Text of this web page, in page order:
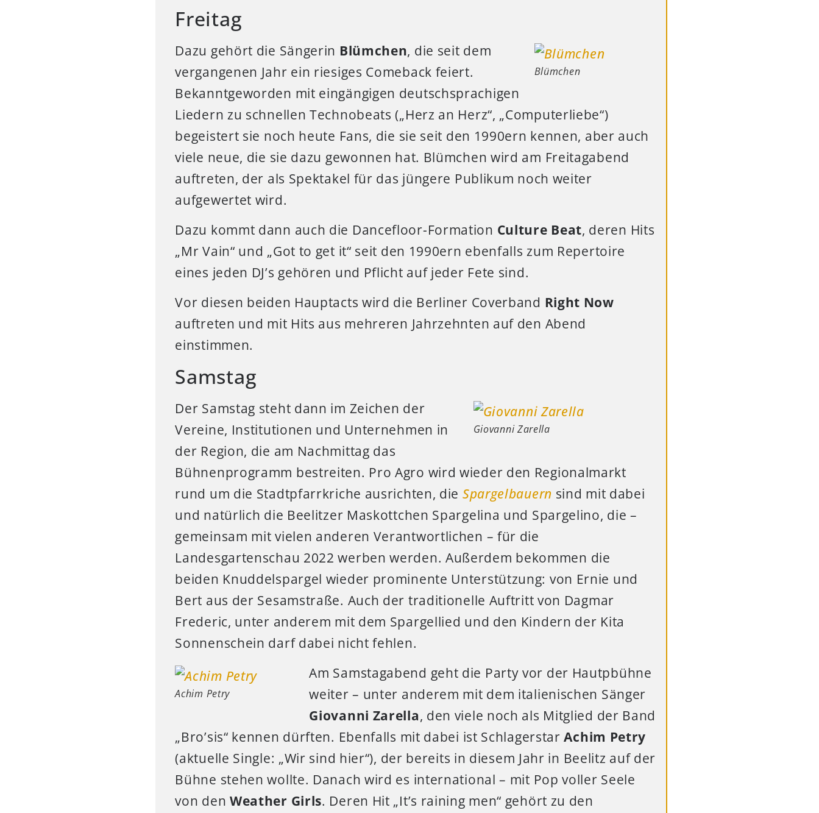
Freitag
Blümchen
Dazu gehört die Sängerin Blümchen, die seit dem
vergangenen Jahr ein riesiges Comeback feiert.
Bekanntgeworden mit eingängigen deutschsprachigen
Liedern zu schnellen Technobeats („Herz an Herz“, „Computerliebe“)
begeistert sie noch heute Fans, die sie seit den 1990ern kennen, aber auch
viele neue, die sie dazu gewonnen hat. Blümchen wird am Freitagabend
auftreten, der als Spektakel für das jüngere Publikum noch weiter
aufgewertet wird.
Dazu kommt dann auch die Dancefloor-Formation Culture Beat, deren Hits
„Mr Vain“ und „Got to get it“ seit den 1990ern ebenfalls zum Repertoire
eines jeden DJ’s gehören und Pflicht auf jeder Fete sind.
Vor diesen beiden Hauptacts wird die Berliner Coverband Right Now
auftreten und mit Hits aus mehreren Jahrzehnten auf den Abend
einstimmen.
Samstag
Giovanni Zarella
Der Samstag steht dann im Zeichen der
Vereine, Institutionen und Unternehmen in
der Region, die am Nachmittag das
Bühnenprogramm bestreiten. Pro Agro wird wieder den Regionalmarkt
rund um die Stadtpfarrkriche ausrichten, die Spargelbauern sind mit dabei
und natürlich die Beelitzer Maskottchen Spargelina und Spargelino, die –
gemeinsam mit vielen anderen Verantwortlichen – für die
Landesgartenschau 2022 werben werden. Außerdem bekommen die
beiden Knuddelspargel wieder prominente Unterstützung: von Ernie und
Bert aus der Sesamstraße. Auch der traditionelle Auftritt von Dagmar
Frederic, unter anderem mit dem Spargellied und den Kindern der Kita
Sonnenschein darf dabei nicht fehlen.
Achim Petry
Am Samstagabend geht die Party vor der Hautpbühne
weiter – unter anderem mit dem italienischen Sänger
Giovanni Zarella, den viele noch als Mitglied der Band
„Bro’sis“ kennen dürften. Ebenfalls mit dabei ist SchlagerstarAchim Petry
(aktuelle Single: „Wir sind hier“), der bereits in diesem Jahr in Beelitz auf der
Bühne stehen wollte. Danach wird es international – mit Pop voller Seele
von den Weather Girls. Deren Hit „It’s raining men“ gehört zu den